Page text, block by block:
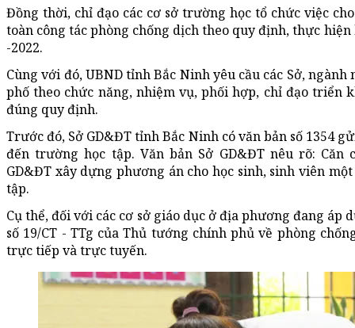
Đồng thời, chỉ đạo các cơ sở trường học tổ chức việc
toàn công tác phòng chống dịch theo quy định, thực
-2022.
Cùng với đó, UBND tỉnh Bắc Ninh yêu cầu các Sở,
phố theo chức năng, nhiệm vụ, phối hợp, chỉ đạo triển
đúng quy định.
Trước đó, Sở GD&ĐT tỉnh Bắc Ninh có văn bản số 1354
đến trường học tập. Văn bản Sở GD&ĐT nêu rõ:
GD&ĐT xây dựng phương án cho học sinh, sinh viên
tập.
Cụ thể, đối với các cơ sở giáo dục ở địa phương đang
số 19/CT - TTg của Thủ tướng chính phủ về phòng
trực tiếp và trực tuyến.